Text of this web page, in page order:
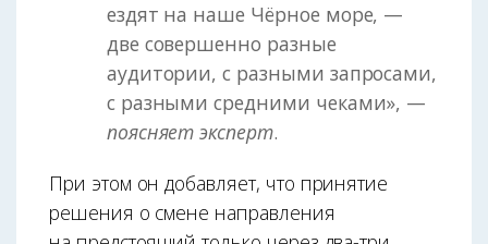
ездят на наше Чёрное море, —
две совершенно разные
аудитории, с разными запросами,
с разными средними чеками», —
поясняет эксперт.
При этом он добавляет, что принятие
решения о смене направления